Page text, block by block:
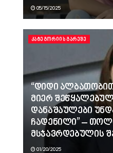
05/15/2025
ᲙᲐᲢᲔᲒᲝᲠᲘᲘᲡ ᲒᲐᲠᲔᲨᲔ
“დიდი
მიერ
დანაშაულები
ჩადენილი” –
მსჯავრდებულის
01/20/2025